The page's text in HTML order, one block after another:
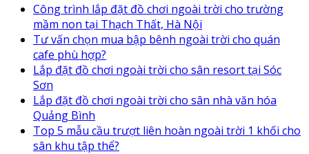
Công trình lắp đặt đồ chơi ngoài trời cho trường
mầm non tại Thạch Thất, Hà Nội
Tư vấn chọn mua bập bênh ngoài trời cho quán
cafe phù hợp?
Lắp đặt đồ chơi ngoài trời cho sân resort tại Sóc
Sơn
Lắp đặt đồ chơi ngoài trời cho sân nhà văn hóa
Quảng Bình
Top 5 mẫu cầu trượt liên hoàn ngoài trời 1 khối cho
sân khu tập thể?